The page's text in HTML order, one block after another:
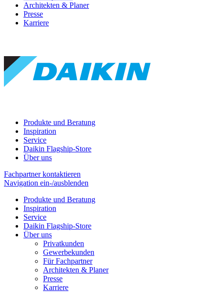
Architekten & Planer
Presse
Karriere
Produkte und Beratung
Inspiration
Service
Daikin Flagship-Store
Über uns
Fachpartner kontaktieren
Navigation ein-/ausblenden
Produkte und Beratung
Inspiration
Service
Daikin Flagship-Store
Über uns
Privatkunden
Gewerbekunden
Für Fachpartner
Architekten & Planer
Presse
Karriere